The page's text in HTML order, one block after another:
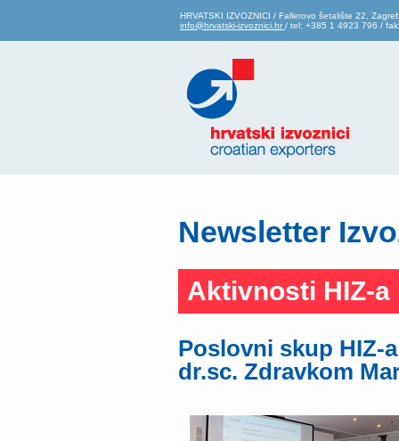
HRVATSKI IZVOZNICI / Fallerovo šetalište 22,
info@hrvatski-izvoznici.hr / tel: +385 1 4923 796 /
Newsletter
Aktivnosti HIZ-a
Poslovni skup HIZ-
dr.sc. Zdravkom